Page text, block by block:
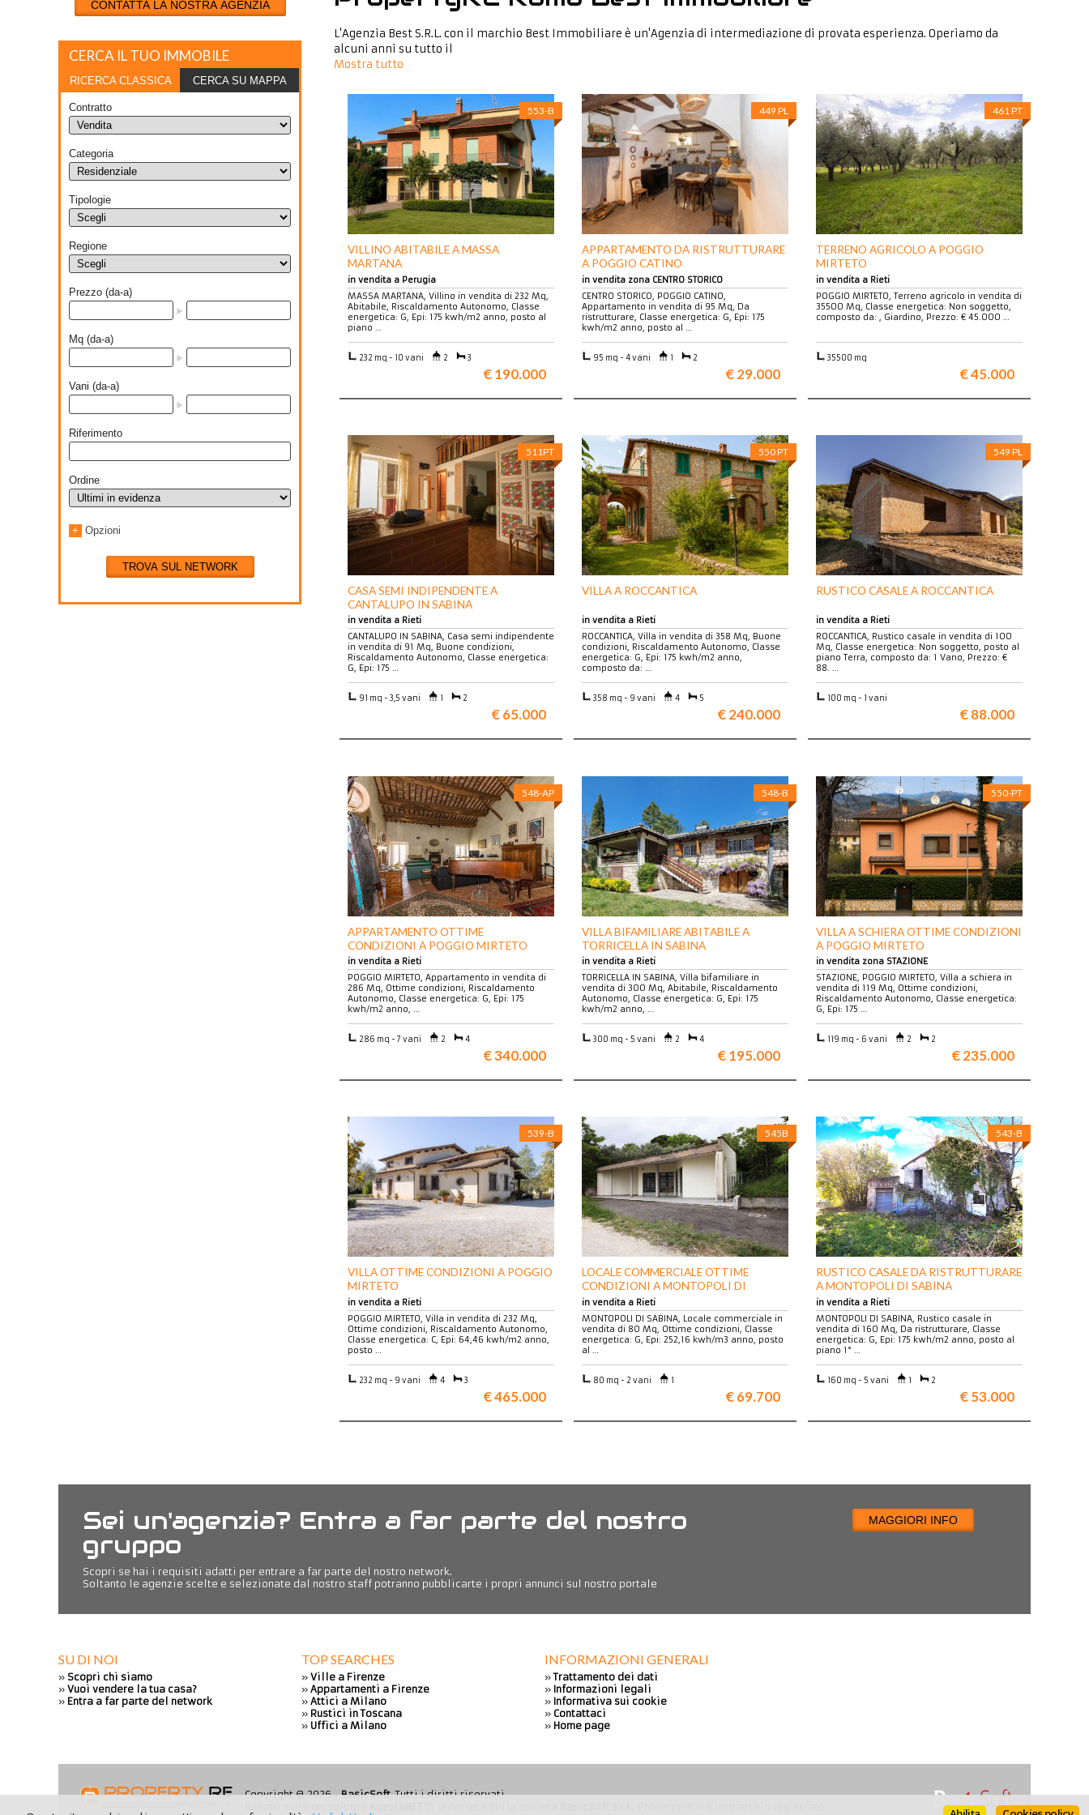
CONTATTA LA NOSTRA AGENZIA
CERCA IL TUO IMMOBILE
RICERCA CLASSICA CERCA SU MAPPA
Contratto
Categoria
Tipologie
Regione
Prezzo (da-a)
Mq (da-a)
Vani (da-a)
Riferimento
Ordine
+ Opzioni
TROVA SUL NETWORK
L'Agenzia Best S.R.L. con il marchio Best Immobiliare è un'Agenzia di intermediazione di provata esperienza. Operiamo da
alcuni anni su tutto il
Mostra tutto
553-B
VILLINO ABITABILE A MASSA
MARTANA
in vendita a Perugia
MASSA MARTANA, Villino in vendita di 232 Mq,
Abitabile, Riscaldamento Autonomo, Classe
energetica: G, Epi: 175 kwh/m2 anno, posto al
piano …
232 mq - 10 vani 2 3
€ 190.000
449 PL
APPARTAMENTO DA RISTRUTTURARE
A POGGIO CATINO
in vendita zona CENTRO STORICO
CENTRO STORICO, POGGIO CATINO,
Appartamento in vendita di 95 Mq, Da
ristrutturare, Classe energetica: G, Epi: 175
kwh/m2 anno, posto al …
95 mq - 4 vani 1 2
€ 29.000
461 PT
TERRENO AGRICOLO A POGGIO
MIRTETO
in vendita a Rieti
POGGIO MIRTETO, Terreno agricolo in vendita di
35500 Mq, Classe energetica: Non soggetto,
composto da: , Giardino, Prezzo: € 45.000 …
35500 mq
€ 45.000
511PT
CASA SEMI INDIPENDENTE A
CANTALUPO IN SABINA
in vendita a Rieti
CANTALUPO IN SABINA, Casa semi indipendente
in vendita di 91 Mq, Buone condizioni,
Riscaldamento Autonomo, Classe energetica:
G, Epi: 175 …
91 mq - 3,5 vani 1 2
€ 65.000
550 PT
VILLA A ROCCANTICA
in vendita a Rieti
ROCCANTICA, Villa in vendita di 358 Mq, Buone
condizioni, Riscaldamento Autonomo, Classe
energetica: G, Epi: 175 kwh/m2 anno,
composto da: …
358 mq - 9 vani 4 5
€ 240.000
549 PL
RUSTICO CASALE A ROCCANTICA
in vendita a Rieti
ROCCANTICA, Rustico casale in vendita di 100
Mq, Classe energetica: Non soggetto, posto al
piano Terra, composto da: 1 Vano, Prezzo: €
88. …
100 mq - 1 vani
€ 88.000
548-AP
APPARTAMENTO OTTIME
CONDIZIONI A POGGIO MIRTETO
in vendita a Rieti
POGGIO MIRTETO, Appartamento in vendita di
286 Mq, Ottime condizioni, Riscaldamento
Autonomo, Classe energetica: G, Epi: 175
kwh/m2 anno, …
286 mq - 7 vani 2 4
€ 340.000
548-B
VILLA BIFAMILIARE ABITABILE A
TORRICELLA IN SABINA
in vendita a Rieti
TORRICELLA IN SABINA, Villa bifamiliare in
vendita di 300 Mq, Abitabile, Riscaldamento
Autonomo, Classe energetica: G, Epi: 175
kwh/m2 anno, …
300 mq - 5 vani 2 4
€ 195.000
550-PT
VILLA A SCHIERA OTTIME CONDIZIONI
A POGGIO MIRTETO
in vendita zona STAZIONE
STAZIONE, POGGIO MIRTETO, Villa a schiera in
vendita di 119 Mq, Ottime condizioni,
Riscaldamento Autonomo, Classe energetica:
G, Epi: 175 …
119 mq - 6 vani 2 2
€ 235.000
539-B
VILLA OTTIME CONDIZIONI A POGGIO
MIRTETO
in vendita a Rieti
POGGIO MIRTETO, Villa in vendita di 232 Mq,
Ottime condizioni, Riscaldamento Autonomo,
Classe energetica: C, Epi: 64,46 kwh/m2 anno,
posto …
232 mq - 9 vani 4 3
€ 465.000
545B
LOCALE COMMERCIALE OTTIME
CONDIZIONI A MONTOPOLI DI
SABINA
in vendita a Rieti
MONTOPOLI DI SABINA, Locale commerciale in
vendita di 80 Mq, Ottime condizioni, Classe
energetica: G, Epi: 252,16 kwh/m3 anno, posto
al …
80 mq - 2 vani 1
€ 69.700
543-B
RUSTICO CASALE DA RISTRUTTURARE
A MONTOPOLI DI SABINA
in vendita a Rieti
MONTOPOLI DI SABINA, Rustico casale in
vendita di 160 Mq, Da ristrutturare, Classe
energetica: G, Epi: 175 kwh/m2 anno, posto al
piano 1° …
160 mq - 5 vani 1 2
€ 53.000
Sei un'agenzia? Entra a far parte del nostro
gruppo
Scopri se hai i requisiti adatti per entrare a far parte del nostro network.
Soltanto le agenzie scelte e selezionate dal nostro staff potranno pubblicarte i propri annunci sul nostro portale
MAGGIORI INFO
SU DI NOI
» Scopri chi siamo
» Vuoi vendere la tua casa?
» Entra a far parte del network
TOP SEARCHES
» Ville a Firenze
» Appartamenti a Firenze
» Attici a Milano
» Rustici in Toscana
» Uffici a Milano
INFORMAZIONI GENERALI
»Trattamento dei dati
» Informazioni legali
» Informativa sui cookie
» Contattaci
» Home page
Copyright @ 2026 -BasicSoft. Tutti i diritti riservati.